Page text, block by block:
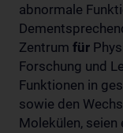
abnormale
Zentrum für
Forschung und
Funktionen in
sowie den
Molekülen,